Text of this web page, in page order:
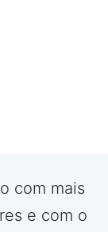
com mais
e com o